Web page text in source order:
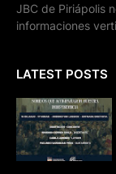
JBC de Piriápolis
informaciones
LATEST POSTS